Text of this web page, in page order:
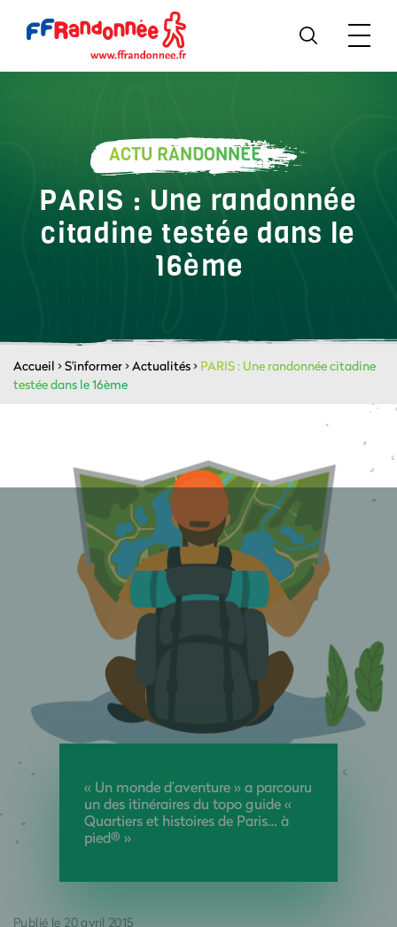
ACTU RANDONNÉE
PARIS : Une randonnée
citadine testée dans le
16ème
Accueil >S'informer>Actualités> PARIS : Une randonnée citadine
testée dans le 16ème
« Un monde d’aventure » a parcouru
un des itinéraires du topo guide «
Quartiers et histoires de Paris… à
pied® »
Publié le 20 avril 2015